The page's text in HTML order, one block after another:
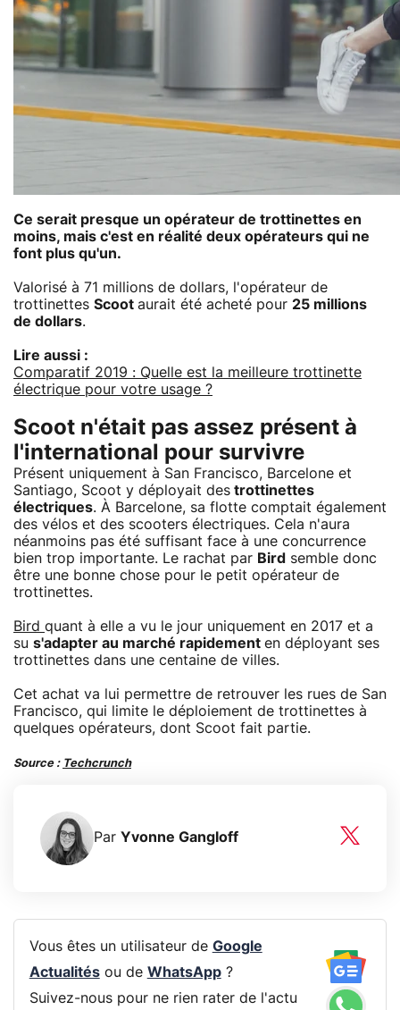
Ce serait presque un opérateur de trottinettes en
moins, mais c'est en réalité deux opérateurs qui ne
font plus qu'un.
Valorisé à 71 millions de dollars, l'opérateur de
trottinettes Scoot aurait été acheté pour 25 millions
de dollars.
Lire aussi :
Comparatif 2019 : Quelle est la meilleure trottinette
électrique pour votre usage ?
Scoot n'était pas assez présent à
l'international pour survivre
Présent uniquement à San Francisco, Barcelone et
Santiago, Scoot y déployait des trottinettes
électriques. À Barcelone, sa flotte comptait également
des vélos et des scooters électriques. Cela n'aura
néanmoins pas été suffisant face à une concurrence
bien trop importante. Le rachat par Bird semble donc
être une bonne chose pour le petit opérateur de
trottinettes.
Bird quant à elle a vu le jour uniquement en 2017 et a
su s'adapter au marché rapidement en déployant ses
trottinettes dans une centaine de villes.
Cet achat va lui permettre de retrouver les rues de San
Francisco, qui limite le déploiement de trottinettes à
quelques opérateurs, dont Scoot fait partie.
Source : Techcrunch
Par Yvonne Gangloff
Vous êtes un utilisateur de Google
Actualitésou de WhatsApp?
Suivez-nous pour ne rien rater de l'actu